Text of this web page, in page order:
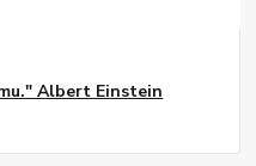
Albert Einstein